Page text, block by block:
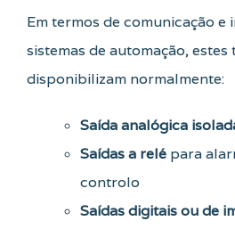
Em termos de comunicação e
sistemas de automação, estes
disponibilizam normalmente:
Saída analógica
Saídas a relé para
controlo
Saídas digitais ou de